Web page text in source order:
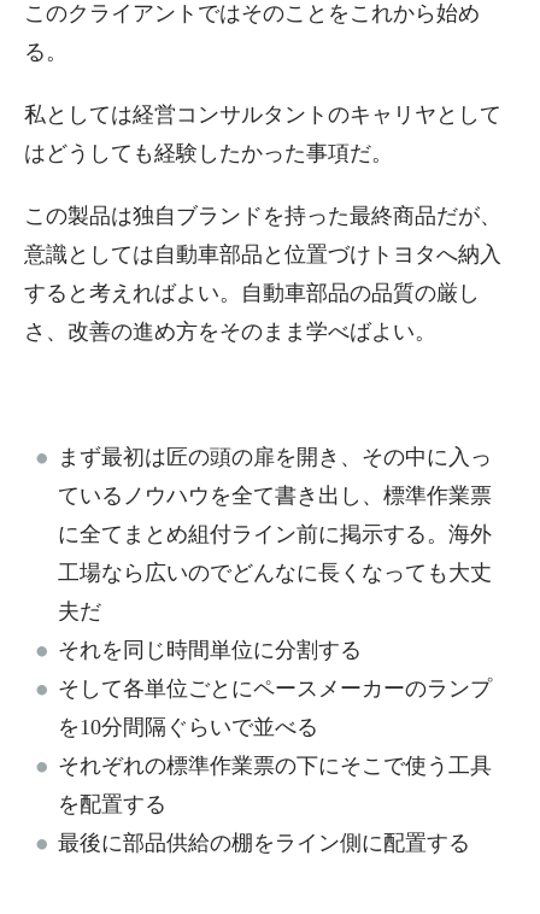
このクライアントではそのことをこれから始め
る。
私としては経営コンサルタントのキャリヤとして
はどうしても経験したかった事項だ。
この製品は独自ブランドを持った最終商品だが、
意識としては自動車部品と位置づけトヨタへ納入
すると考えればよい。自動車部品の品質の厳し
さ、改善の進め方をそのまま学べばよい。
まず最初は匠の頭の扉を開き、その中に入っ
ているノウハウを全て書き出し、標準作業票
に全てまとめ組付ライン前に掲示する。海外
工場なら広いのでどんなに長くなっても大丈
夫だ
それを同じ時間単位に分割する
そして各単位ごとにペースメーカーのランプ
を10分間隔ぐらいで並べる
それぞれの標準作業票の下にそこで使う工具
を配置する
最後に部品供給の棚をライン側に配置する